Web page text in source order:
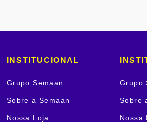
INSTITUCIONAL
Grupo Semaan
Sobre a Semaan
Nossa Loja
Grupo
Sobre
Nossa